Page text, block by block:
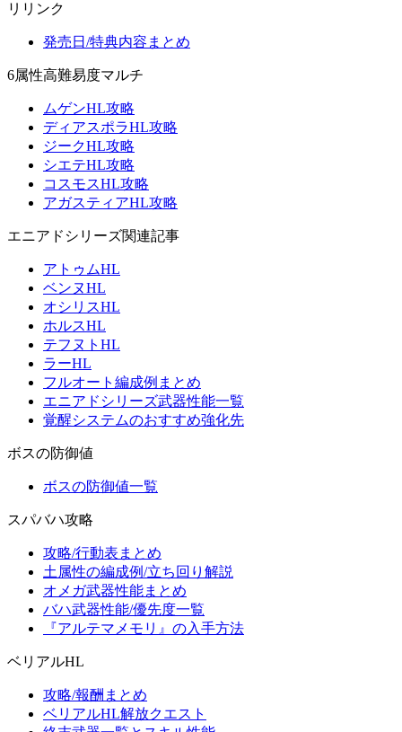
リリンク
発売日/特典内容まとめ
6属性高難易度マルチ
ムゲンHL攻略
ディアスポラHL攻略
ジークHL攻略
シエテHL攻略
コスモスHL攻略
アガスティアHL攻略
エニアドシリーズ関連記事
アトゥムHL
ベンヌHL
オシリスHL
ホルスHL
テフヌトHL
ラーHL
フルオート編成例まとめ
エニアドシリーズ武器性能一覧
覚醒システムのおすすめ強化先
ボスの防御値
ボスの防御値一覧
スパバハ攻略
攻略/行動表まとめ
土属性の編成例/立ち回り解説
オメガ武器性能まとめ
バハ武器性能/優先度一覧
『アルテマメモリ』の入手方法
ベリアルHL
攻略/報酬まとめ
ベリアルHL解放クエスト